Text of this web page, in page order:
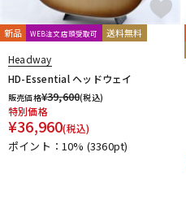
新品 WEB注文店頭受取可 送料無料
Headway
HD-Essential ヘッドウェイ
販売価格¥39,600(税込)
特別価格
¥36,960(税込)
ポイント：10% (3360pt)